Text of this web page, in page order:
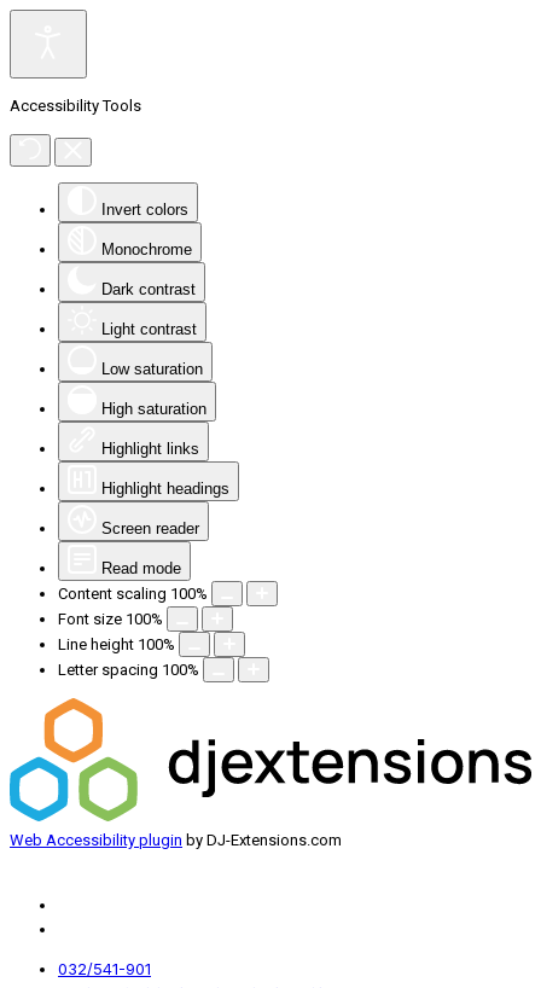
Accessibility Tools
Invert colors
Monochrome
Dark contrast
Light contrast
Low saturation
High saturation
Highlight links
Highlight headings
Screen reader
Read mode
Content scaling 100%
Font size 100%
Line height 100%
Letter spacing 100%
Web Accessibility plugin by DJ-Extensions.com
032/541-901